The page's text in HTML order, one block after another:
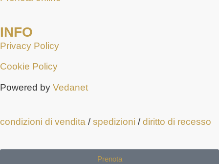
INFO
Privacy Policy
Cookie Policy
Powered by Vedanet
condizioni di vendita /spedizioni /diritto di recesso
Prenota